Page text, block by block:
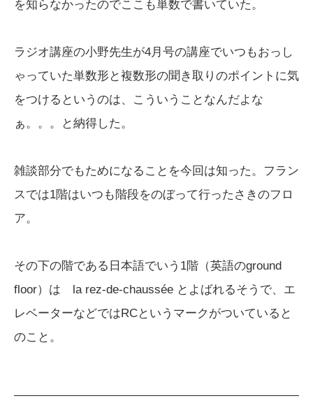
を知らなかったのでここも単数で書いていた。
ラジオ講座の小野先生が4月号の講座でいつもおっし
ゃっていた単数形と複数形の聞き取りのポイントに気
をつけるというのは、こういうことなんだよな
ぁ。。。と納得した。
雑談部分でもためになることを今回は知った。フラン
スでは1階はいつも階段をのぼって行ったさきのフロ
ア。
その下の階である日本語でいう1階（英語のground
floor）は la rez-de-chaussée とよばれるそうで、エ
レベーターなどではRCというマークがついていると
のこと。